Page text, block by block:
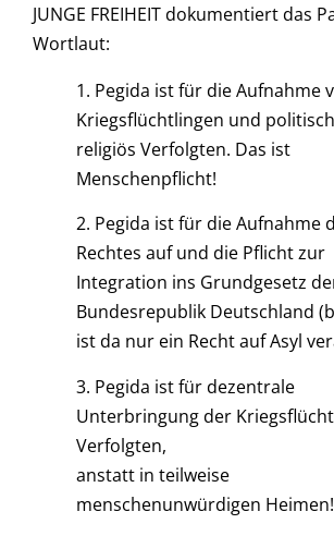
JUNGE FREIHEIT dokumentiert das
Wortlaut:
1. Pegida ist für die Aufnahme
Kriegsflüchtlingen und
religiös Verfolgten. Das ist
Menschenpflicht!
2. Pegida ist für die Aufnahme
Rechtes auf und die Pflicht zur
Integration ins Grundgesetz
Bundesrepublik Deutschland
ist da nur ein Recht auf Asyl
3. Pegida ist für dezentrale
Unterbringung der
Verfolgten,
anstatt in teilweise
menschenunwürdigen Heimen!